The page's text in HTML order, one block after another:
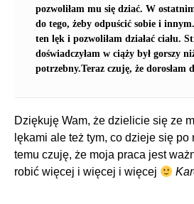
pozwoliłam mu się dziać. W
do tego, żeby odpuścić sobie i
ten lęk i pozwoliłam działać ciału.
doświadczyłam w ciąży był gorszy
potrzebny.Teraz czuję, że dorosłam
Dziękuję Wam, że dzielicie się ze
lękami ale też tym, co dzieje się
temu czuję, że moja praca jest
robić więcej i więcej i więcej